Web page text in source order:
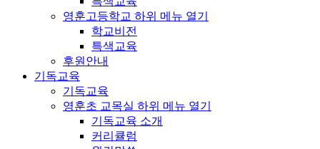
영훈고등학교 하위 메뉴 열기
학교비전
특색교육
후원안내
기독교육
기독교육
영훈초 교목실 하위 메뉴 열기
기독교육 소개
커리큘럼